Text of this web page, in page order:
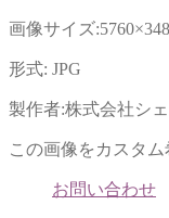
い
ウ
ン
ド
で
開
ま
す)
し
て
だ
さ
(新
し
ウ
ィ
ド
ウ
画像サイズ
形式: JPG
製作者:株式会社シ
この画像をカスタ
お問い合わせ